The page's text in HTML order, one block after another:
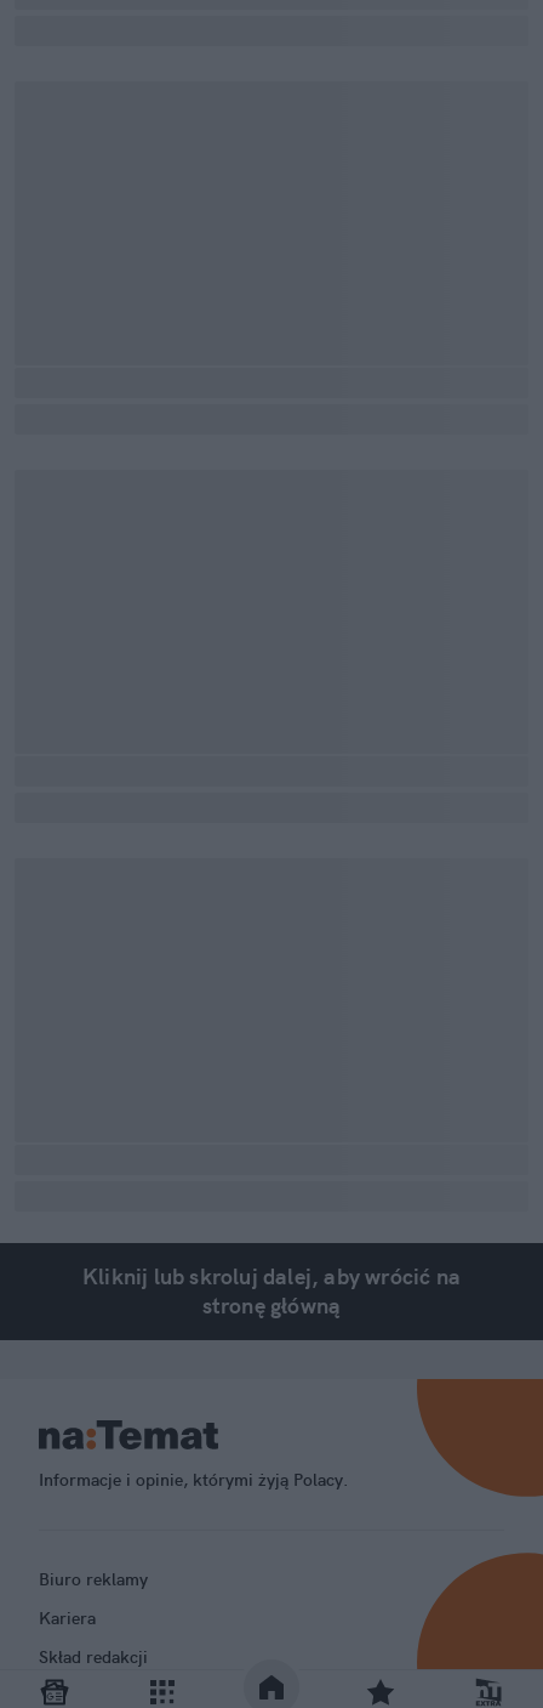
Kliknij lub skroluj dalej, aby wrócić na
stronę główną
Informacje i opinie, którymi żyją Polacy.
Biuro reklamy
Kariera
Skład redakcji
Kontakt